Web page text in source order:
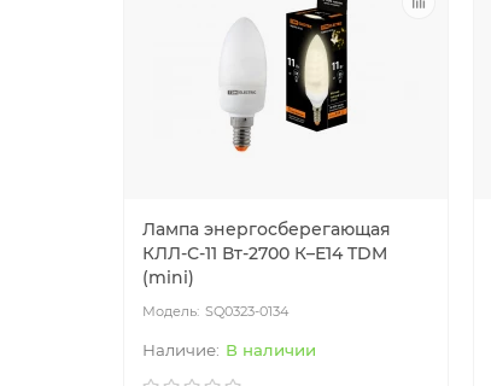
Лампа энергосберегающая
КЛЛ-С-11 Вт-2700 К–Е14 TDM
(mini)
SQ0323-0134
В наличии